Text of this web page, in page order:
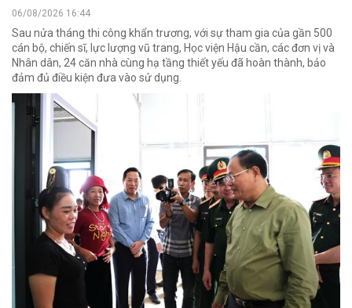
06/08/2026 16:44
Sau nửa tháng thi công khẩn trương, với sự tham gia của gần 500
cán bộ, chiến sĩ, lực lượng vũ trang, Học viện Hậu cần, các đơn vị và
Nhân dân, 24 căn nhà cùng hạ tầng thiết yếu đã hoàn thành, bảo
đảm đủ điều kiện đưa vào sử dụng.